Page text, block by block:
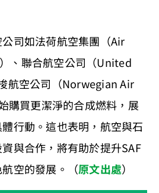
司如法荷航空集團（Air
、聯合航空公司（United
航空公司（Norwegian Air
購買更潔淨的合成燃料，展
行動。這也表明，航空與石
與合作，將有助於提升SAF
空的發展。（原文出處）